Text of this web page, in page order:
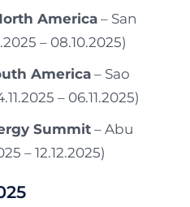
America– San
– 08.10.2025)
America– Sao
– 06.11.2025)
Summit– Abu
– 12.12.2025)